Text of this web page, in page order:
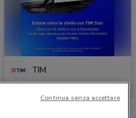
TIM
Continua senza accettare